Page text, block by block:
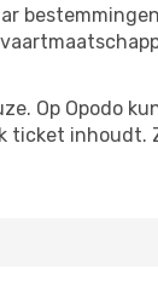
Op Opodo
ticket inhoudt.